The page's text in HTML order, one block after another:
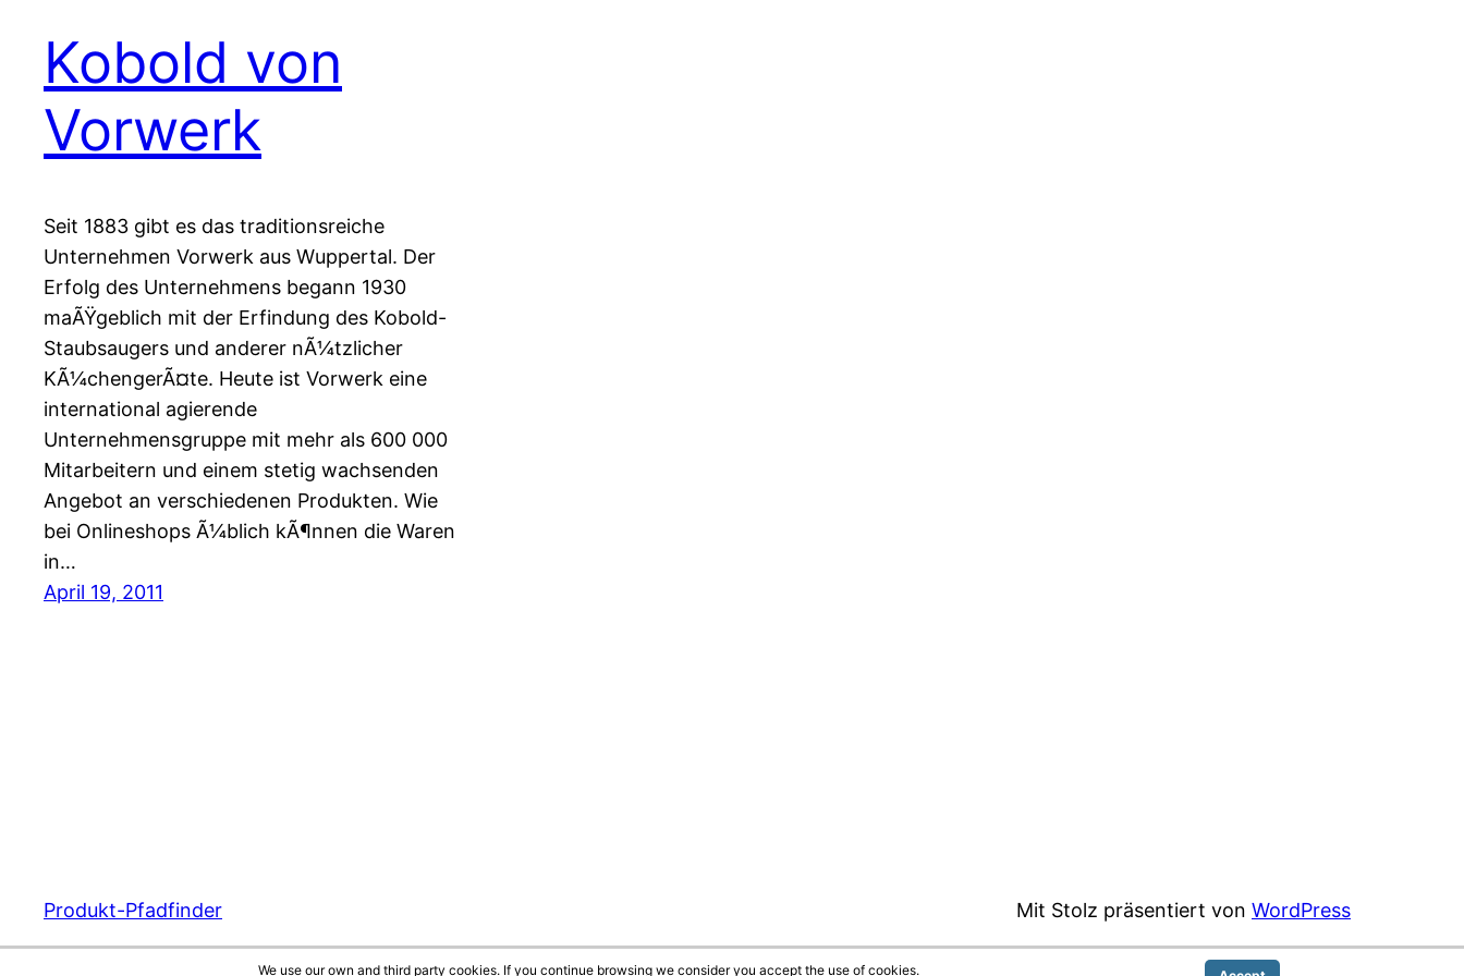
Kobold von
Vorwerk
Seit 1883 gibt es das traditionsreiche
Unternehmen Vorwerk aus Wuppertal. Der
Erfolg des Unternehmens begann 1930
maÃŸgeblich mit der Erfindung des Kobold-
Staubsaugers und anderer nÃ¼tzlicher
KÃ¼chengerÃ¤te. Heute ist Vorwerk eine
international agierende
Unternehmensgruppe mit mehr als 600 000
Mitarbeitern und einem stetig wachsenden
Angebot an verschiedenen Produkten. Wie
bei Onlineshops Ã¼blich kÃ¶nnen die Waren
in…
April 19, 2011
Produkt-Pfadfinder Mit Stolz präsentiert von WordPress
We use our own and third party cookies. If you continue browsing we consider you accept the use of cookies.